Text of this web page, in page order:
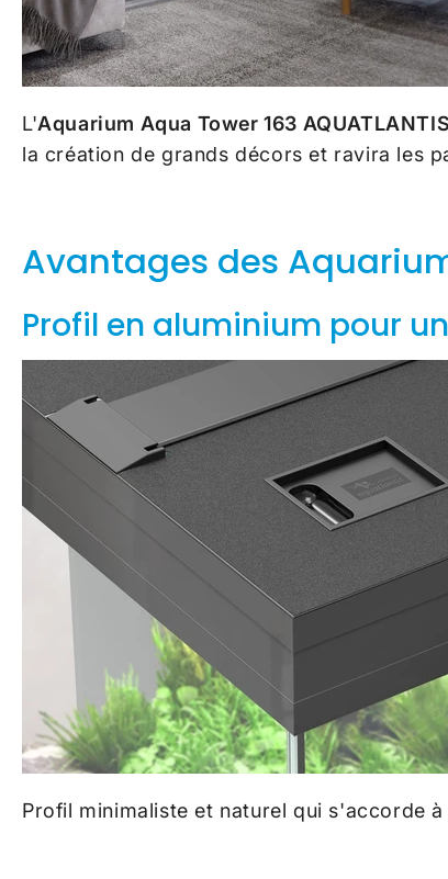
L'Aquarium Aqua Tower 163 AQUATLANTIS
la création de grands décors et ravira les
Avantages des
Profil en aluminium pour
Profil minimaliste et naturel qui s'accorde